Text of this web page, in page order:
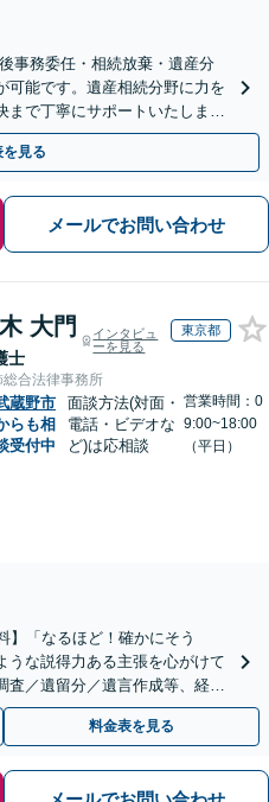
事務委任・相続放棄・遺産分
可能です。遺産相続分野に力を
まで丁寧にサポートいたしま
さい。
見る
メールでお問い合わせ
大門
士
インタビュ
ーを見る
東京都
総合法律事務所
蔵野市
らも相
受付中
面談方法(対面・
電話・ビデオな
ど)は応相談
営業時間：0
9:00~18:00
（平日）
】「なるほど！確かにそう
うな説得力ある主張を心がけて
査／遺留分／遺言作成等、経験
間相談100件以上】
料金表を見る